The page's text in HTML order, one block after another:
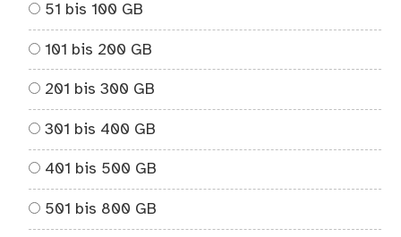
51 bis 100 GB
101 bis 200 GB
201 bis 300 GB
301 bis 400 GB
401 bis 500 GB
501 bis 800 GB